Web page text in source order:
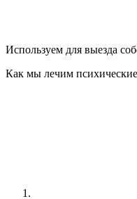
Используем для выезда
Как мы лечим психические